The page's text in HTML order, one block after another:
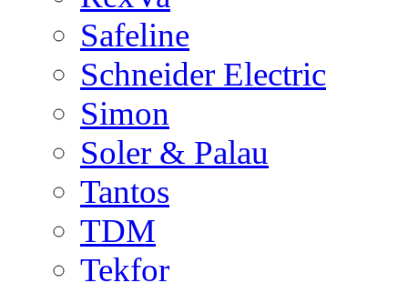
Safeline
Schneider Electric
Simon
Soler & Palau
Tantos
TDM
Tekfor